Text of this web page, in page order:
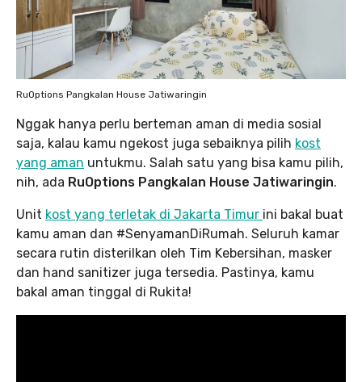
RuOptions Pangkalan House Jatiwaringin
Nggak hanya perlu berteman aman di media sosial
saja, kalau kamu ngekost juga sebaiknya pilih kost
yang aman untukmu. Salah satu yang bisa kamu pilih,
nih, ada RuOptions Pangkalan House Jatiwaringin.
Unit kost yang terletak di Jakarta Timur ini bakal buat
kamu aman dan #SenyamanDiRumah. Seluruh kamar
secara rutin disterilkan oleh Tim Kebersihan, masker
dan hand sanitizer juga tersedia. Pastinya, kamu
bakal aman tinggal di Rukita!